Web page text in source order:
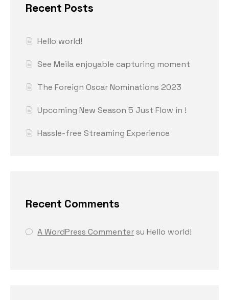
Recent Posts
Hello world!
See Meila enjoyable capturing moment
The Foreign Oscar Nominations 2023
Upcoming New Season 5 Just Flow in !
Hassle-free Streaming Experience
Recent Comments
A WordPress CommentersuHello world!